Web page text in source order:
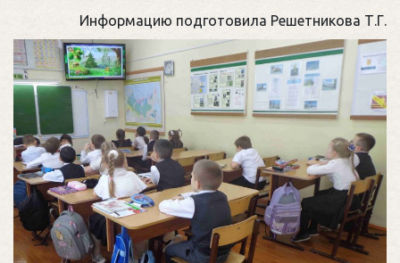
Информацию подготовила Решетникова Т.Г.